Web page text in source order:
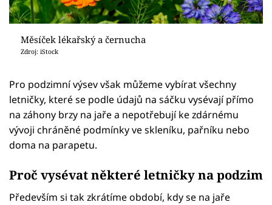
Měsíček lékařský a černucha
Zdroj: iStock
Pro podzimní výsev však můžeme vybírat všechny
letničky, které se podle údajů na sáčku vysévají přímo
na záhony brzy na jaře a nepotřebují ke zdárnému
vývoji chráněné podmínky ve skleníku, pařníku nebo
doma na parapetu.
Proč vysévat některé letničky na podzim
Především si tak zkrátíme období, kdy se na jaře